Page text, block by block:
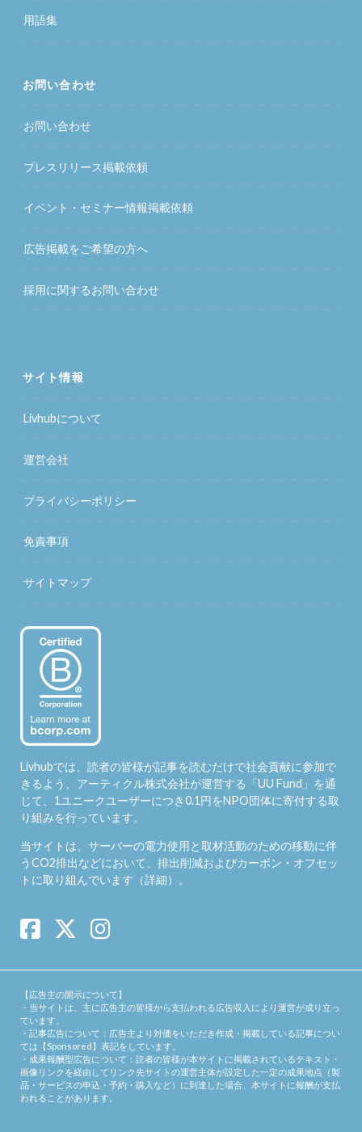
用語集
お問い合わせ
お問い合わせ
プレスリリース掲載依頼
イベント・セミナー情報掲載依頼
広告掲載をご希望の方へ
採用に関するお問い合わせ
サイト情報
Livhubについて
運営会社
プライバシーポリシー
免責事項
サイトマップ
Livhubでは、読者の皆様が記事を読むだけで社会貢献に参加で
きるよう、アーティクル株式会社が運営する「UU Fund 」を通
じて、1ユニークユーザーにつき0.1円をNPO団体に寄付する取
り組みを行っています。
当サイトは、サーバーの電力使用と取材活動のための移動に伴
うCO2排出などにおいて、排出削減およびカーボン・オフセッ
トに取り組んでいます（詳細）。
【広告主の開示について】
・当サイトは、主に広告主の皆様から支払われる広告収入により運営が成り立っ
ています。
・記事広告について：広告主より対価をいただき作成・掲載している記事につい
ては【Sponsored】表記をしています。
・成果報酬型広告について：読者の皆様が本サイトに掲載されているテキスト・
画像リンクを経由してリンク先サイトの運営主体が設定した一定の成果地点（製
品・サービスの申込・予約・購入など）に到達した場合、本サイトに報酬が支払
われることがあります。